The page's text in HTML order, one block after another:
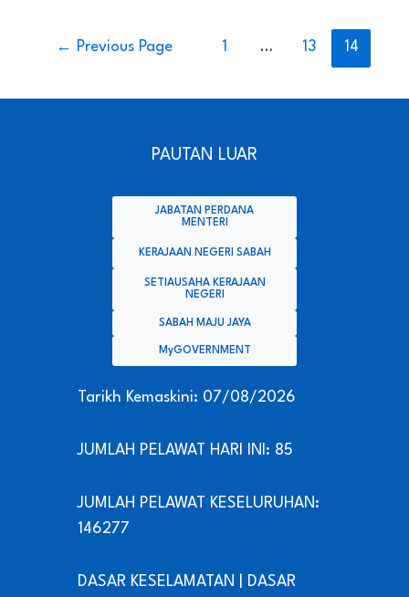
Navigasi
← Previous Page 1 … 13 14
PAUTAN LUAR
JABATAN PERDANA
MENTERI
KERAJAAN NEGERI SABAH
SETIAUSAHA KERAJAAN
NEGERI
SABAH MAJU JAYA
MyGOVERNMENT
Tarikh Kemaskini: 07/08/2026
JUMLAH PELAWAT HARI INI: 85
JUMLAH PELAWAT KESELURUHAN:
146277
DASAR KESELAMATAN
DASAR